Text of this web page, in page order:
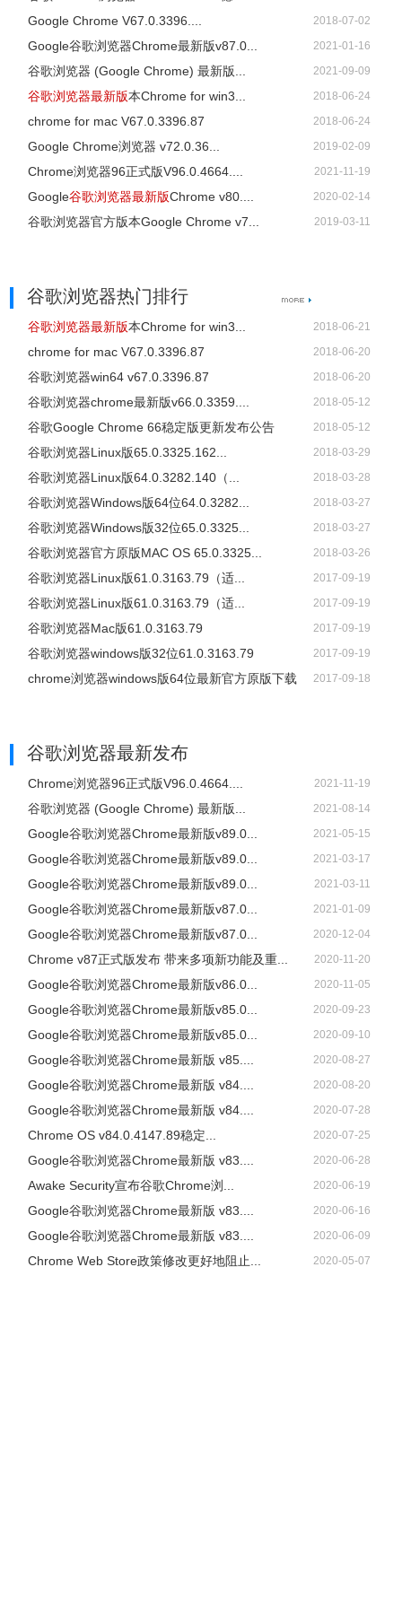
Google Chrome V67.0.3396.... 2018-07-02
Google谷歌浏览器Chrome最新版v87.0... 2021-01-16
谷歌浏览器 (Google Chrome) 最新版... 2021-09-09
谷歌浏览器最新版本Chrome for win3... 2018-06-24
chrome for mac V67.0.3396.87 2018-06-24
Google Chrome浏览器 v72.0.36... 2019-02-09
Chrome浏览器96正式版V96.0.4664.... 2021-11-19
Google谷歌浏览器最新版Chrome v80.... 2020-02-14
谷歌浏览器官方版本Google Chrome v7... 2019-03-11
谷歌浏览器热门排行
谷歌浏览器最新版本Chrome for win3... 2018-06-21
chrome for mac V67.0.3396.87 2018-06-20
谷歌浏览器win64 v67.0.3396.87 2018-06-20
谷歌浏览器chrome最新版v66.0.3359.... 2018-05-12
谷歌Google Chrome 66稳定版更新发布公告 2018-05-12
谷歌浏览器Linux版65.0.3325.162... 2018-03-29
谷歌浏览器Linux版64.0.3282.140（... 2018-03-28
谷歌浏览器Windows版64位64.0.3282... 2018-03-27
谷歌浏览器Windows版32位65.0.3325... 2018-03-27
谷歌浏览器官方原版MAC OS 65.0.3325... 2018-03-26
谷歌浏览器Linux版61.0.3163.79（适... 2017-09-19
谷歌浏览器Linux版61.0.3163.79（适... 2017-09-19
谷歌浏览器Mac版61.0.3163.79 2017-09-19
谷歌浏览器windows版32位61.0.3163.79 2017-09-19
chrome浏览器windows版64位最新官方原版下载 2017-09-18
谷歌浏览器最新发布
Chrome浏览器96正式版V96.0.4664.... 2021-11-19
谷歌浏览器 (Google Chrome) 最新版... 2021-08-14
Google谷歌浏览器Chrome最新版v89.0... 2021-05-15
Google谷歌浏览器Chrome最新版v89.0... 2021-03-17
Google谷歌浏览器Chrome最新版v89.0... 2021-03-11
Google谷歌浏览器Chrome最新版v87.0... 2021-01-09
Google谷歌浏览器Chrome最新版v87.0... 2020-12-04
Chrome v87正式版发布 带来多项新功能及重... 2020-11-20
Google谷歌浏览器Chrome最新版v86.0... 2020-11-05
Google谷歌浏览器Chrome最新版v85.0... 2020-09-23
Google谷歌浏览器Chrome最新版v85.0... 2020-09-10
Google谷歌浏览器Chrome最新版 v85.... 2020-08-27
Google谷歌浏览器Chrome最新版 v84.... 2020-08-20
Google谷歌浏览器Chrome最新版 v84.... 2020-07-28
Chrome OS v84.0.4147.89稳定... 2020-07-25
Google谷歌浏览器Chrome最新版 v83.... 2020-06-28
Awake Security宣布谷歌Chrome浏... 2020-06-19
Google谷歌浏览器Chrome最新版 v83.... 2020-06-16
Google谷歌浏览器Chrome最新版 v83.... 2020-06-09
Chrome Web Store政策修改更好地阻止... 2020-05-07